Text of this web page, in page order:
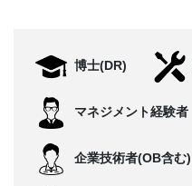
博士(DR)
マネジメント経験者
企業技術者(OB含む)